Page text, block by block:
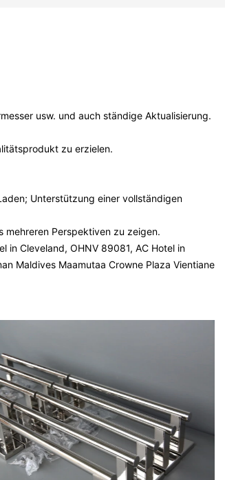
usw. und auch ständige Aktualisierung.
zu erzielen.
Unterstützung einer vollständigen
mehreren Perspektiven zu zeigen.
in Cleveland, OHNV 89081, AC Hotel in
Maldives Maamutaa Crowne Plaza Vientiane